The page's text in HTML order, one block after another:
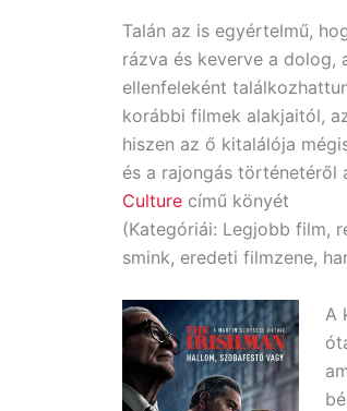
Talán az is egyértelmű,
rázva és keverve a dolog,
ellenfeleként
korábbi filmek alakjaitól,
hiszen az ő kitalálója
és a rajongás történetéről
Culture című könyét
(Kategóriái: Legjobb film,
smink, eredeti filmzene,
A